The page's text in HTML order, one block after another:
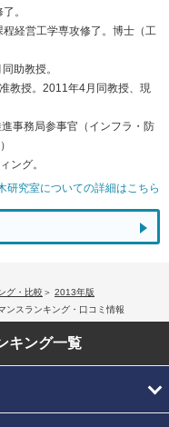
。
経営工学専攻修了。博士（工
助教授。
教授。2011年4月同教授、現
事務局参事官（インフラ・防
ング。
研究室についての詳細はこちら
グ・比較
2013年版
ンスランキング・口コミ情報
キング一覧